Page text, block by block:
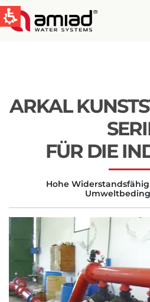
Global
United
Spain &
ARKAL
FÜR DIE
Hohe